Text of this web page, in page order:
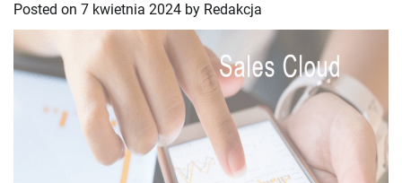
Posted on 7 kwietnia 2024 by Redakcja